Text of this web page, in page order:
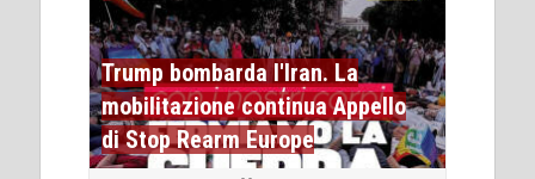
Trump bombarda l'Iran. La
mobilitazione continua Appello
di Stop Rearm Europe